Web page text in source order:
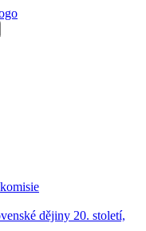
dějiny 20. století,